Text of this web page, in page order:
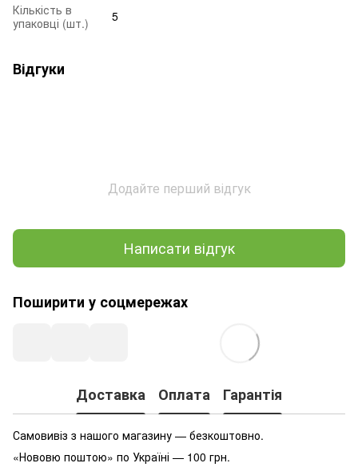
Кількість в
упаковці (шт.)
5
Відгуки
Додайте перший відгук
Написати відгук
Поширити у соцмережах
Доставка Оплата Гарантія
Самовивіз з нашого магазину — безкоштовно.
«Нововю поштою» по Україні — 100 грн.